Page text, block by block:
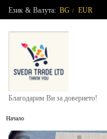
Език & Валута: BG / EUR
Благодарим Ви за доверието!
Начало